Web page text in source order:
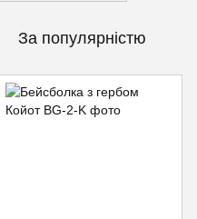
За популярністю